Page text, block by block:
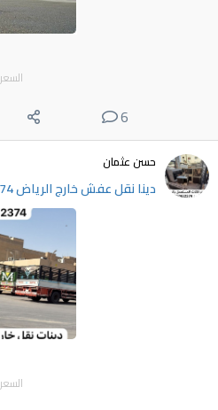
السعر
6
حسن عثمان
دينا نقل عفش خارج الرياض 0537422374
السعر